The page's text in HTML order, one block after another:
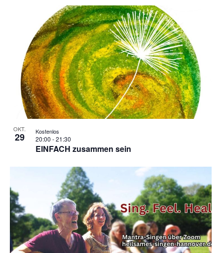
OKT.
29
EINFACH zusammen sein
20:00 -21:30
Kostenlos